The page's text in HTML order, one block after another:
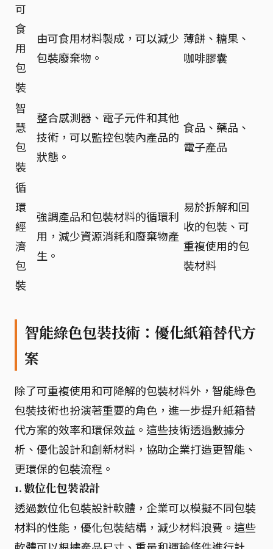
可
食
用
包
裝
由可食用材料製成，可以減少
包裝廢棄物。
薄餅、糖果、
咖啡膠囊
智
慧
包
裝
整合感測器、電子元件和其他
技術，可以監控包裝內產品的
狀態。
食品、藥品、
電子產品
循
環
經
濟
包
裝
強調產品和包裝材料的循環利
用，減少資源消耗和廢棄物產
生。
易於拆解和回
收的包裝、可
重複使用的包
裝材料
智能綠色包裝技術：優化紙箱替代方
案
除了可重複使用和可降解的包裝材料外，智能綠色
包裝技術也扮演著重要的角色，進一步提升紙箱替
代方案的效率和環保效益。這些技術透過數據分
析、優化設計和創新材料，協助企業打造更智能、
更環保的包裝流程。
1. 數位化包裝設計
透過數位化包裝設計軟體，企業可以模擬不同包裝
材料的性能，優化包裝結構，減少材料浪費。這些